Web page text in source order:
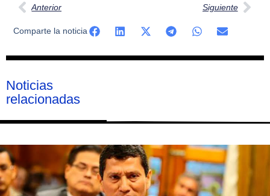
Anterior Siguiente
Comparte la noticia
Noticias
relacionadas
Página
Página
Página
Página
Página